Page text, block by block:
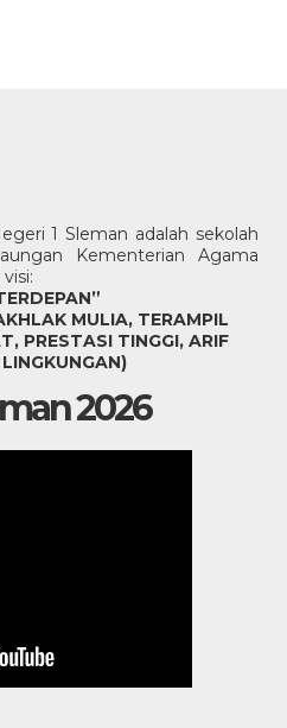
1 Sleman adalah sekolah
Kementerian Agama
MULIA, TERAMPIL
PRESTASI TINGGI, ARIF
2026